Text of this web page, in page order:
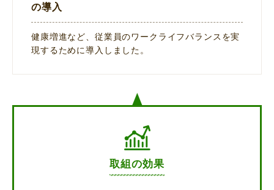
の導入
健康増進など、従業員のワークライフバランスを実
現するために導入しました。
取組の効果